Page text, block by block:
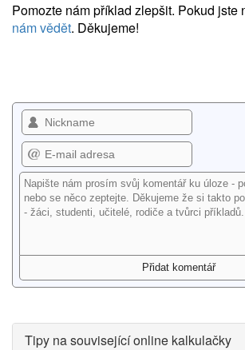
Pomozte nám příklad zlepšit. Pokud jste
nám vědět. Děkujeme!
Tipy na související online kalkulačky